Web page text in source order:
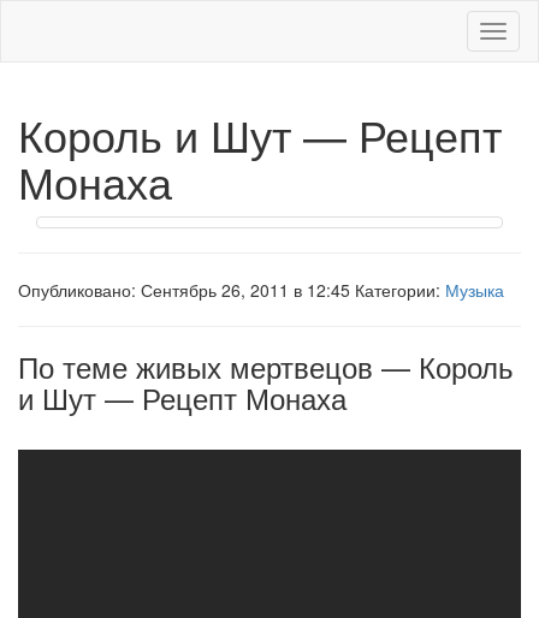
Меню
Король и Шут — Рецепт
Монаха
Опубликовано: Сентябрь 26, 2011 в 12:45 Категории: Музыка
По теме живых мертвецов — Король
и Шут — Рецепт Монаха